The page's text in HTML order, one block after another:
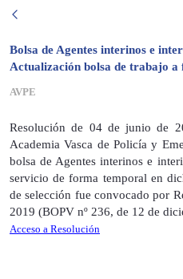
Bolsa de Agentes interinos e
Actualización bolsa de trabajo a
AVPE
Resolución de 04 de junio de
Academia Vasca de Policía y
bolsa de Agentes interinos e
servicio de forma temporal en
de selección fue convocado por
2019 (BOPV nº 236, de 12 de
Acceso a Resolución